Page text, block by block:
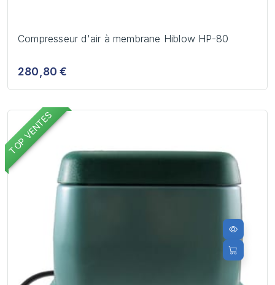
Compresseur d'air à membrane Hiblow HP-80
280,80 €
TOP VENTES